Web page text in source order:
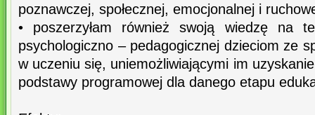
poznawczej, społecznej, emocjonalnej i
• poszerzyłam również swoją wiedzę na
psychologiczno – pedagogicznej dzieciom ze
w uczeniu się, uniemożliwiającymi im
podstawy programowej dla danego etapu